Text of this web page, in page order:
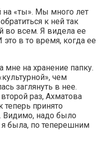
на «ты». Мы много лет
к ней так
во всем. Я видела ее
в то время, когда ее
на хранение папку.
чем
заглянуть в нее.
раз, Ахматова
теперь принято
Видимо, надо было
я была, по теперешним